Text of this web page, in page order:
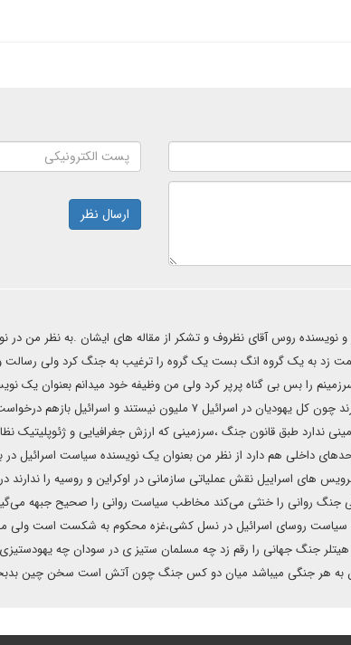
ارسال نظر
و نویسنده روس آقای نظروف و تشکر از مقاله های ایشان .به نظر من
زد به یک گروه انگ بست یک گروه را ترغیب به جنگ کرد ولی رسالت
را بس بی گناه پرپر کرد ولی من وظیفه خود میدانم بعنوان یک
در جنگ روسیه و اوکراین دخالتی ندارند چون کل یهودیان در اسرائیل ۷
ندارد طبق قانون جنگ ،سرزمینی که ارزش جغرافیایی و ژئوپلیتیک
داخلی هم دارد از نظر من بعنوان یک نویسنده سیاست اسرائیل
های اسراییل نقش عملیاتی سازمانی در اوکراین و روسیه را
جنگ روانی را خنثی می‌کند مخاطب سیاست روانی را صحیح جبهه
سیاست روسای اسرائیل در نسل کشی،غزه محکوم به شکست است ولی
جنگ جهانی را رقم زد چه مسلمان ستیز ی در سودان چه
زدن به هر جنگی میباشد میان دو کس جنگ چون آتش است سخن چین